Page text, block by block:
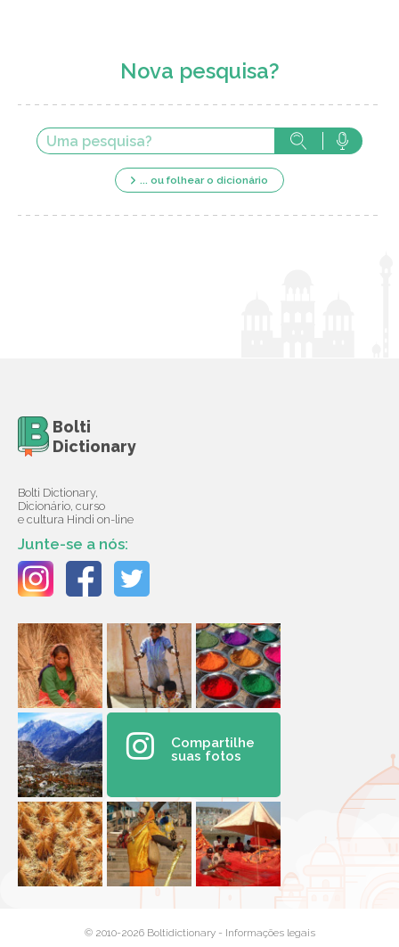
Nova pesquisa?
... ou folhear o dicionário
Bolti
Dictionary
Bolti Dictionary,
Dicionário, curso
e cultura Hindi on-line
Junte-se a nós:
Compartilhe
suas fotos
© 2010-2026 Boltidictionary - Informações legais